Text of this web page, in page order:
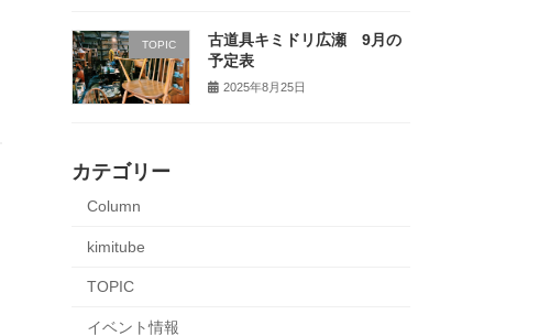
TOPIC
古道具キミドリ広瀬 9月の
予定表
2025年8月25日
カテゴリー
Column
kimitube
TOPIC
イベント情報